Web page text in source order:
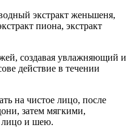
экстракт женьшеня,
пиона, экстракт
создавая увлажняющий и
действие в течении
на чистое лицо, после
затем мягкими,
и шею.